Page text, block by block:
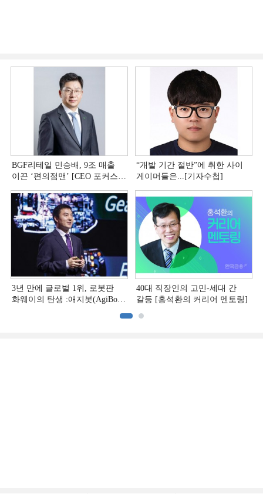
BGF리테일 민승배, 9조 매출
이끈 ‘편의점맨ʼ [CEO 포커스
“개발 기간 절반”에 취한 사이
게이머들은...[기자수첩]
3년 만에 글로벌 1위, 로봇판
화웨이의 탄생 :애지봇(AgiBot·
40대 직장인의 고민-세대 간
갈등 [홍석환의 커리어 멘토링]